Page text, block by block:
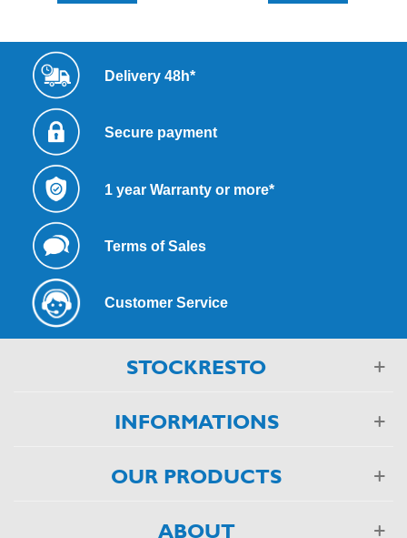
Delivery 48h*
Secure payment
1 year Warranty or more*
Terms of Sales
Customer Service
STOCKRESTO
INFORMATIONS
OUR PRODUCTS
ABOUT